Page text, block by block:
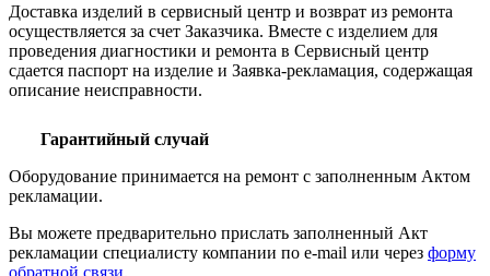
Доставка изделий в сервисный центр и возврат из ремонта
осуществляется за счет Заказчика. Вместе с изделием для
проведения диагностики и ремонта в Сервисный центр
сдается паспорт на изделие и Заявка-рекламация, содержащая
описание неисправности.
Гарантийный случай
Оборудование принимается на ремонт с заполненным Актом
рекламации.
Вы можете предварительно прислать заполненный Акт
рекламации специалисту компании по e-mail или через форму
обратной связи.